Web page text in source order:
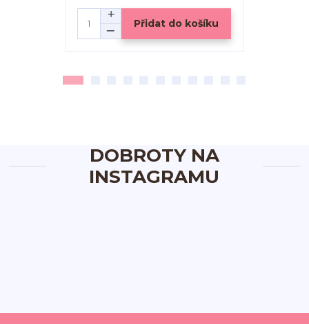
Přidat do košíku
DOBROTY NA
INSTAGRAMU